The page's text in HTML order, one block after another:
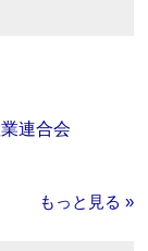
連合会
もっと見る »